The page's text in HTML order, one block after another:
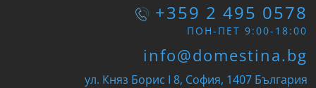
+359 2 495 0578
ПОН-ПЕТ 9:00-18:00
info@domestina.bg
ул. Княз Борис I 8, София, 1407 България